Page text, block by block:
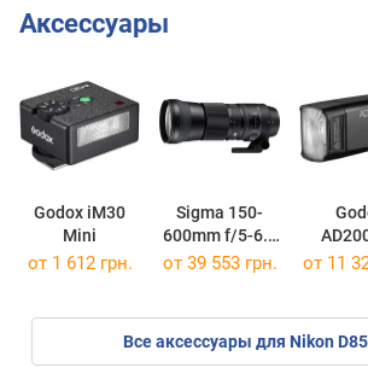
Аксессуары
Godox iM30
Mini
Sigma 150-
600mm f/5-6.3
Contemporary
от 1 612 грн. от 39 553 грн. от 11
Все аксессуары для Nikon